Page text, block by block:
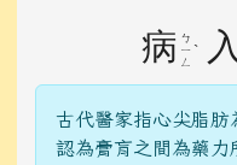
病 ㄅ
ㄧ
ㄥ
ˋ 入
古代醫家指心尖脂肪
認為膏肓之間為藥力